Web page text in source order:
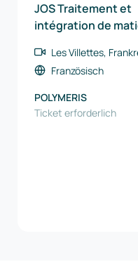
JOS Traitement et
intégration de
quelles solutions ?
Les Villettes,
Französisch
POLYMERIS
Ticket erforderlich